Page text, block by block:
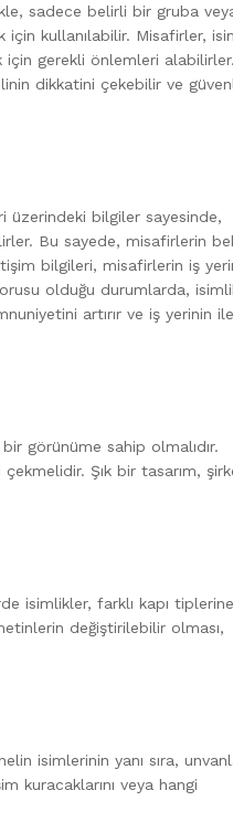
sadece belirli bir gruba
kullanılabilir. Misafirler,
için gerekli önlemleri alabilirler.
dikkatini çekebilir ve
üzerindeki bilgiler sayesinde,
Bu sayede, misafirlerin
bilgileri, misafirlerin iş
olduğu durumlarda,
artırır ve iş yerinin
görünüme sahip olmalıdır.
Şık bir tasarım,
isimlikler, farklı kapı
değiştirilebilir olması,
isimlerinin yanı sıra,
kuracaklarını veya hangi